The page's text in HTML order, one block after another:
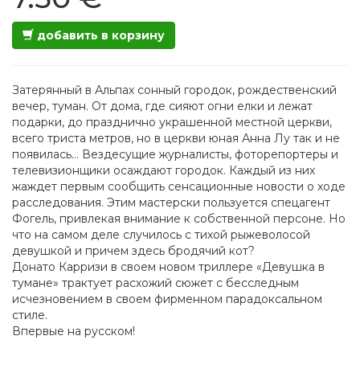
добавить в корзину
Затерянный в Альпах сонный городок, рождественский
вечер, туман. От дома, где сияют огни елки и лежат
подарки, до празднично украшенной местной церкви,
всего триста метров, но в церкви юная Анна Лу так и не
появилась… Вездесущие журналисты, фоторепортеры и
телевизионщики осаждают городок. Каждый из них
жаждет первым сообщить сенсационные новости о ходе
расследования. Этим мастерски пользуется спецагент
Фогель, привлекая внимание к собственной персоне. Но
что на самом деле случилось с тихой рыжеволосой
девушкой и причем здесь бродячий кот?
Донато Карризи в своем новом триллере «Девушка в
тумане» трактует расхожий сюжет с бесследным
исчезновением в своем фирменном парадоксальном
стиле.
Впервые на русском!